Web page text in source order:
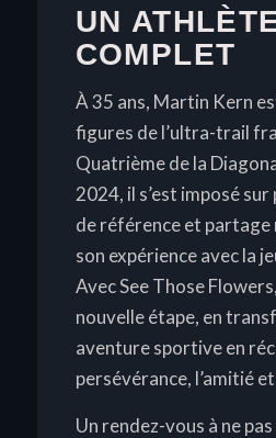
UN
COMPLET
À 35 ans, Martin Kern
figures de l’ultra-trail
Quatrième de la
2024, il s’est imposé
de référence et
son expérience avec la
AvecSee Those Flowers
nouvelle étape, en
aventure sportive en
persévérance, l’amitié
Un rendez-vous à ne